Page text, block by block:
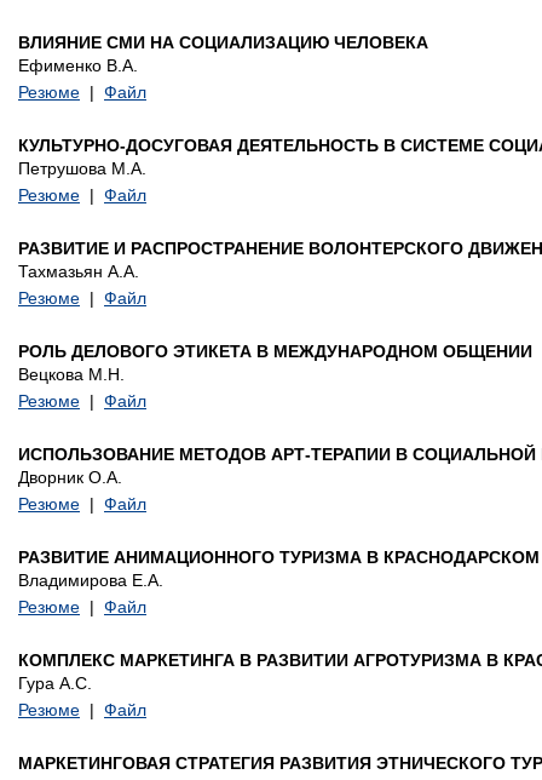
ВЛИЯНИЕ СМИ НА СОЦИАЛИЗАЦИЮ ЧЕЛОВЕКА
Ефименко В.А.
Резюме | Файл
КУЛЬТУРНО-ДОСУГОВАЯ ДЕЯТЕЛЬНОСТЬ В СИСТЕМЕ
Петрушова М.А.
Резюме | Файл
РАЗВИТИЕ И РАСПРОСТРАНЕНИЕ ВОЛОНТЕРСКОГО
Тахмазьян А.А.
Резюме | Файл
РОЛЬ ДЕЛОВОГО ЭТИКЕТА В МЕЖДУНАРОДНОМ ОБЩЕНИИ
Вецкова М.Н.
Резюме | Файл
ИСПОЛЬЗОВАНИЕ МЕТОДОВ АРТ-ТЕРАПИИ В
Дворник О.А.
Резюме | Файл
РАЗВИТИЕ АНИМАЦИОННОГО ТУРИЗМА В КРАСНОДАРСКОМ
Владимирова Е.А.
Резюме | Файл
КОМПЛЕКС МАРКЕТИНГА В РАЗВИТИИ АГРОТУРИЗМА В
Гура А.С.
Резюме | Файл
МАРКЕТИНГОВАЯ СТРАТЕГИЯ РАЗВИТИЯ ЭТНИЧЕСКОГО